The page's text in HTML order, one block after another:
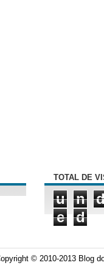
TOTAL DE
u n
e
d
© 2010-2013 Blog